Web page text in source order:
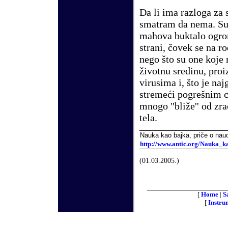
Da li ima razloga za
smatram da nema.
mahova buktalo
strani, čovek se na
nego što su one koje
životnu sredinu,
virusima i, što je
stremeći pogrešnim
mnogo ''bliže'' od
tela.
Nauka kao bajka, priče o
http://www.antic.org/
(01.03.2005.)
[ Home|
[